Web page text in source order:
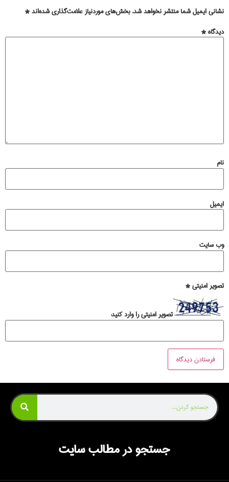
نشانی ایمیل شما منتشر نخواهد شد. بخش‌های موردنیاز علامت‌گذاری شده‌اند*
دیدگاه*
نام
ایمیل
وب‌ سایت
تصویر امنیتی*
تصویر امنیتی را وارد کنید:
جستجو در مطالب سایت